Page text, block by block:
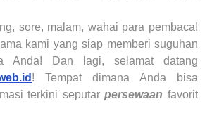
sore, malam, wahai para pembaca!
kami yang siap memberi suguhan
Anda! Dan lagi, selamat datang
! Tempat dimana Anda bisa
terkini seputarpersewaan favorit